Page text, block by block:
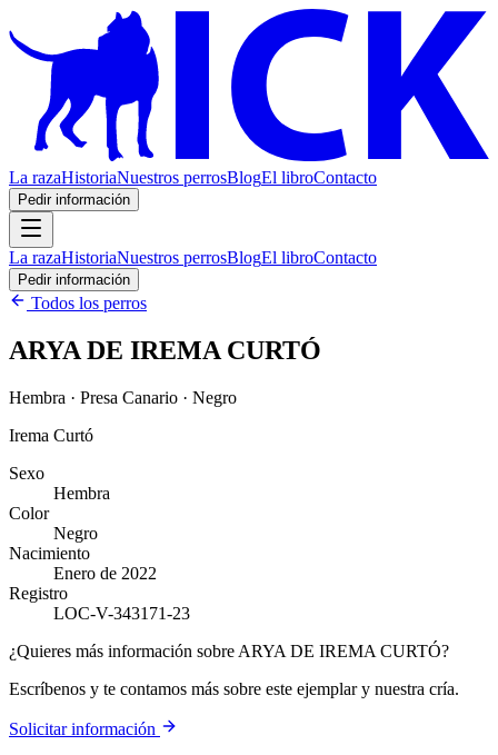
La razaHistoriaNuestros perrosBlogEl libroContacto
Pedir información
La razaHistoriaNuestros perrosBlogEl libroContacto
Pedir información
Todos los perros
ARYA DE IREMA CURTÓ
Hembra · Presa Canario · Negro
Irema Curtó
Sexo
Hembra
Color
Negro
Nacimiento
Enero de 2022
Registro
LOC-V-343171-23
¿Quieres más información sobre ARYA DE IREMA CURTÓ?
Escríbenos y te contamos más sobre este ejemplar y nuestra cría.
Solicitar información